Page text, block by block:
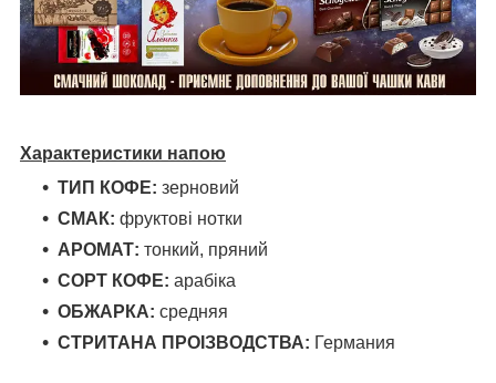
Характеристики напою
ТИП КОФЕ: зерновий
СМАК: фруктові нотки
АРОМАТ: тонкий, пряний
СОРТ КОФЕ: арабіка
ОБЖАРКА: средняя
СТРИТАНА ПРОІЗВОДСТВА: Германия